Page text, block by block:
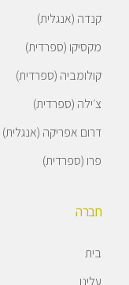
קנדה (אנגלית)
מקסיקו (ספרדית)
קולומביה (ספרדית)
צ׳ילה (ספרדית)
דרום אפריקה (אנגלית)
פרו (ספרדית)
חברה
בית
עלינו